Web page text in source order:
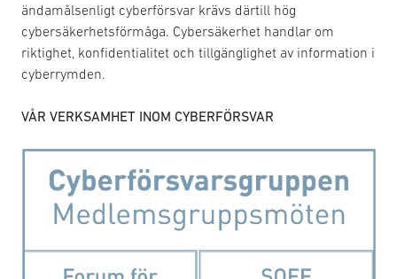
ändamålsenligt cyberförsvar krävs därtill hög
cybersäkerhetsförmåga. Cybersäkerhet handlar om
riktighet, konfidentialitet och tillgänglighet av information i
cyberrymden.
VÅR VERKSAMHET INOM CYBERFÖRSVAR